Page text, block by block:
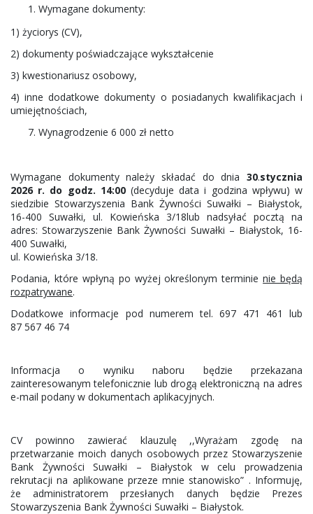
Wymagane dokumenty:
1) życiorys (CV),
2) dokumenty poświadczające wykształcenie
3) kwestionariusz osobowy,
4) inne dodatkowe dokumenty o posiadanych kwalifikacjach i
umiejętnościach,
Wynagrodzenie 6 000 zł netto
Wymagane dokumenty należy składać do dnia 30.stycznia
2026 r. do godz. 14:00(decyduje data i godzina wpływu) w
siedzibie Stowarzyszenia Bank Żywności Suwałki – Białystok,
16-400 Suwałki, ul. Kowieńska 3/18lub nadsyłać pocztą na
adres: Stowarzyszenie Bank Żywności Suwałki – Białystok, 16-
400 Suwałki,
ul. Kowieńska 3/18.
Podania, które wpłyną po wyżej określonym terminienie będą
rozpatrywane.
Dodatkowe informacje pod numerem tel. 697 471 461 lub
87 567 46 74
Informacja o wyniku naboru będzie przekazana
zainteresowanym telefonicznie lub drogą elektroniczną na adres
e-mail podany w dokumentach aplikacyjnych.
CV powinno zawierać klauzulę ,,Wyrażam zgodę na
przetwarzanie moich danych osobowych przez Stowarzyszenie
Bank Żywności Suwałki – Białystok w celu prowadzenia
rekrutacji na aplikowane przeze mnie stanowisko” . Informuję,
że administratorem przesłanych danych będzie Prezes
Stowarzyszenia Bank Żywności Suwałki – Białystok.